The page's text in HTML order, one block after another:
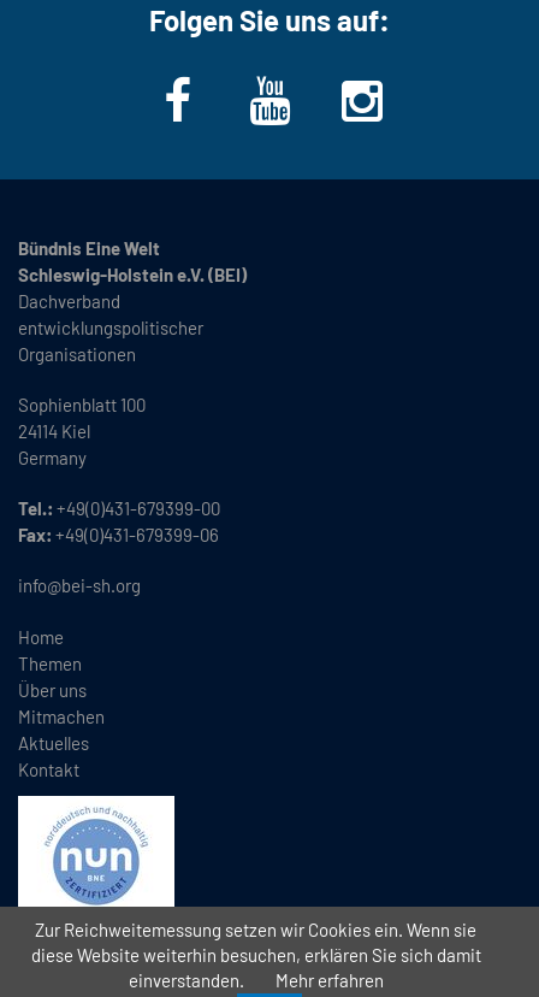
Folgen Sie uns auf:
Bündnis Eine Welt
Schleswig-Holstein e.V. (BEI)
Dachverband
entwicklungspolitischer
Organisationen
Sophienblatt 100
24114 Kiel
Germany
Tel.: +49(0)431-679399-00
Fax: +49(0)431-679399-06
info@bei-sh.org
Home
Themen
Über uns
Mitmachen
Aktuelles
Kontakt
2026 // Bündnis Eine Welt Schleswig-Holstein e.V. (BEI)
Zur Reichweitemessung setzen wir Cookies ein. Wenn sie
diese Website weiterhin besuchen, erklären Sie sich damit
einverstanden.
Mehr erfahren